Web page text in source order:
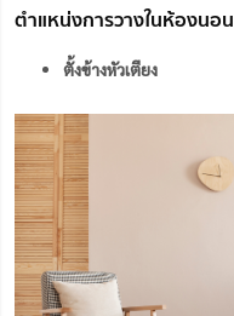
ตำแหน่งการวางในห้องนอน
ตั้งข้างหัวเตียง